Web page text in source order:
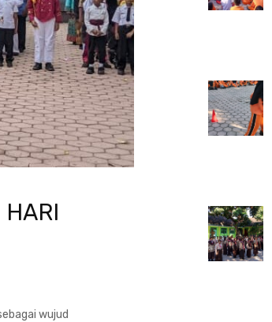
HARI
wujud